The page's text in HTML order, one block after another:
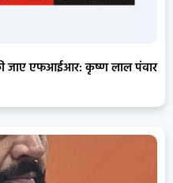
जाए एफआईआर: कृष्ण लाल पंवार